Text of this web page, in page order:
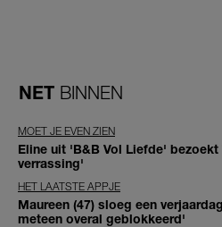
NET BINNEN
MOET JE EVEN ZIEN
Eline uit 'B&B Vol Liefde'
verrassing'
HET LAATSTE APPJE
Maureen (47) sloeg een
meteen overal geblokkeerd'